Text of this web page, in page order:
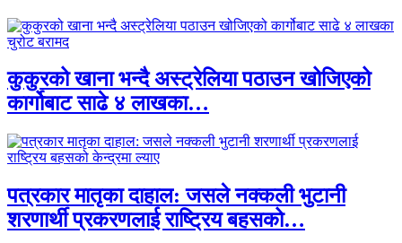
कुकुरको खाना भन्दै अस्ट्रेलिया पठाउन खोजिएको
कार्गोबाट साढे ४ लाखका…
पत्रकार मातृका दाहाल: जसले नक्कली भुटानी
शरणार्थी प्रकरणलाई राष्ट्रिय बहसको…